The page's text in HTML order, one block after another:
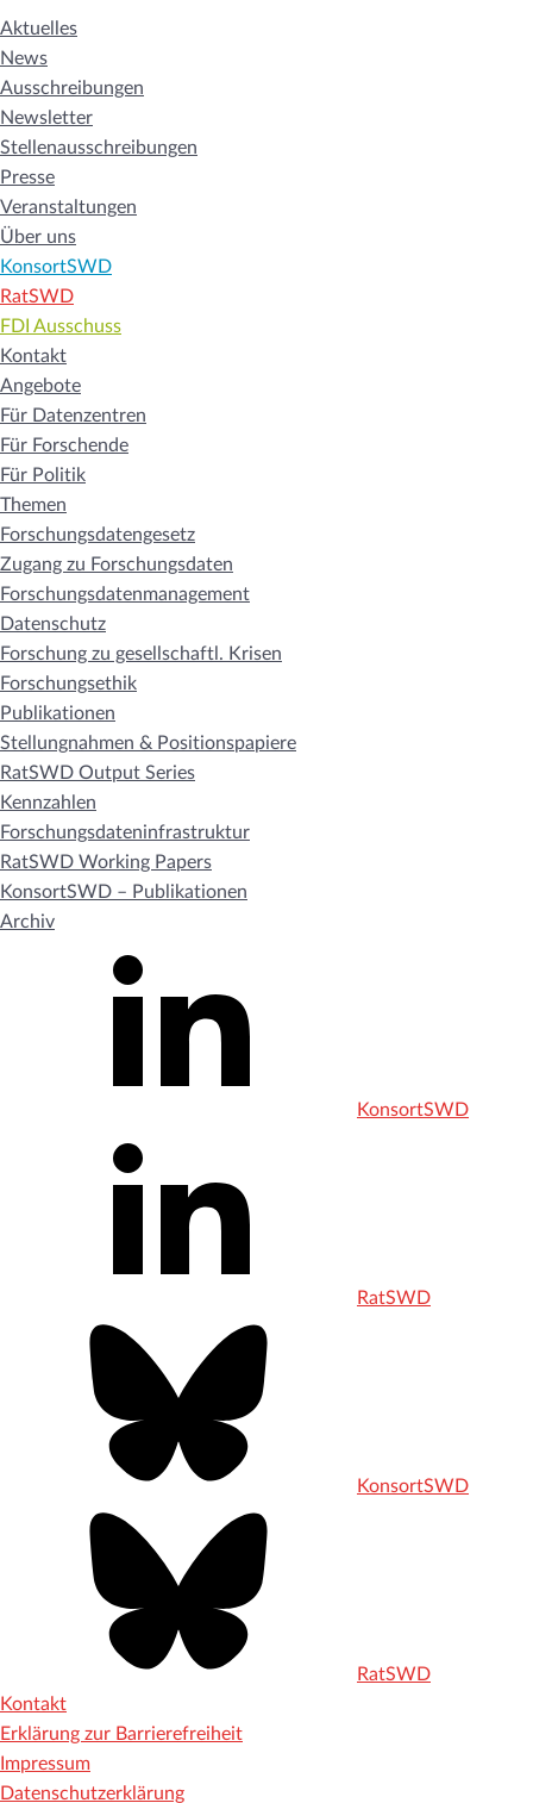
Aktuelles
News
Ausschreibungen
Newsletter
Stellenausschreibungen
Presse
Veranstaltungen
Über uns
KonsortSWD
RatSWD
FDI Ausschuss
Kontakt
Angebote
Für Datenzentren
Für Forschende
Für Politik
Themen
Forschungsdatengesetz
Zugang zu Forschungsdaten
Forschungsdatenmanagement
Datenschutz
Forschung zu gesellschaftl. Krisen
Forschungsethik
Publikationen
Stellungnahmen & Positionspapiere
RatSWD Output Series
Kennzahlen
Forschungsdateninfrastruktur
RatSWD Working Papers
KonsortSWD – Publikationen
Archiv
KonsortSWD
RatSWD
KonsortSWD
RatSWD
Kontakt
Erklärung zur Barrierefreiheit
Impressum
Datenschutzerklärung